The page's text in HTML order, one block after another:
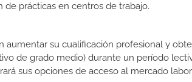
prácticas en centros de trabajo.
aumentar su cualificación profesional y
de grado medio) durante un período
sus opciones de acceso al mercado